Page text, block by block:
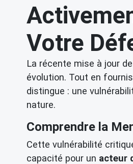
Votre
La récente mise à jour
évolution. Tout en
distingue : une
nature.
Comprendre la
Cette vulnérabilité
capacité pour un acteur